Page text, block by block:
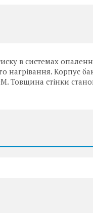
в системах
нагрівання. Корпус
Товщина стінки